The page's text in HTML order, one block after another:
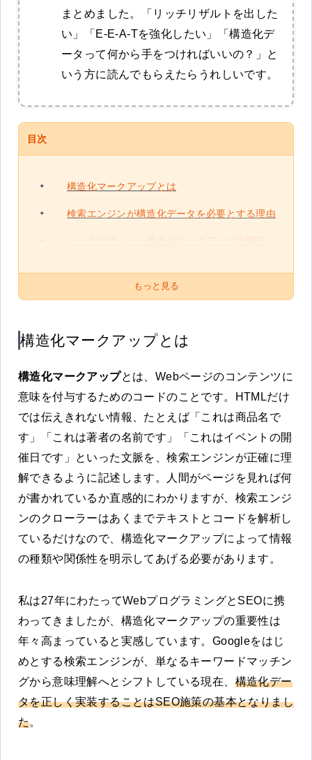
まとめました。「リッチリザルトを出した
い」「E-E-A-Tを強化したい」「構造化デ
ータって何から手をつければいいの？」と
いう方に読んでもらえたらうれしいです。
目次
構造化マークアップとは
検索エンジンが構造化データを必要とする理由
リッチリザルトと構造化マークアップの関係
もっと見る
構造化マークアップとは
構造化マークアップとは、Webページのコンテンツに
意味を付与するためのコードのことです。HTMLだけ
では伝えきれない情報、たとえば「これは商品名で
す」「これは著者の名前です」「これはイベントの開
催日です」といった文脈を、検索エンジンが正確に理
解できるように記述します。人間がページを見れば何
が書かれているか直感的にわかりますが、検索エンジ
ンのクローラーはあくまでテキストとコードを解析し
ているだけなので、構造化マークアップによって情報
の種類や関係性を明示してあげる必要があります。
私は27年にわたってWebプログラミングとSEOに携
わってきましたが、構造化マークアップの重要性は
年々高まっていると実感しています。Googleをはじ
めとする検索エンジンが、単なるキーワードマッチン
グから意味理解へとシフトしている現在、 構造化デー
タを正しく実装することはSEO施策の基本となりまし
た。